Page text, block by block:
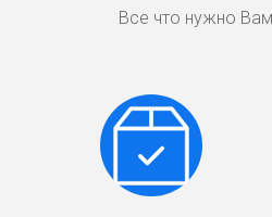
Все что нужно